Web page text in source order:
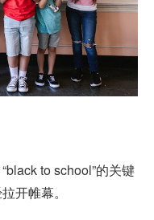
to school”的关键
开帷幕。